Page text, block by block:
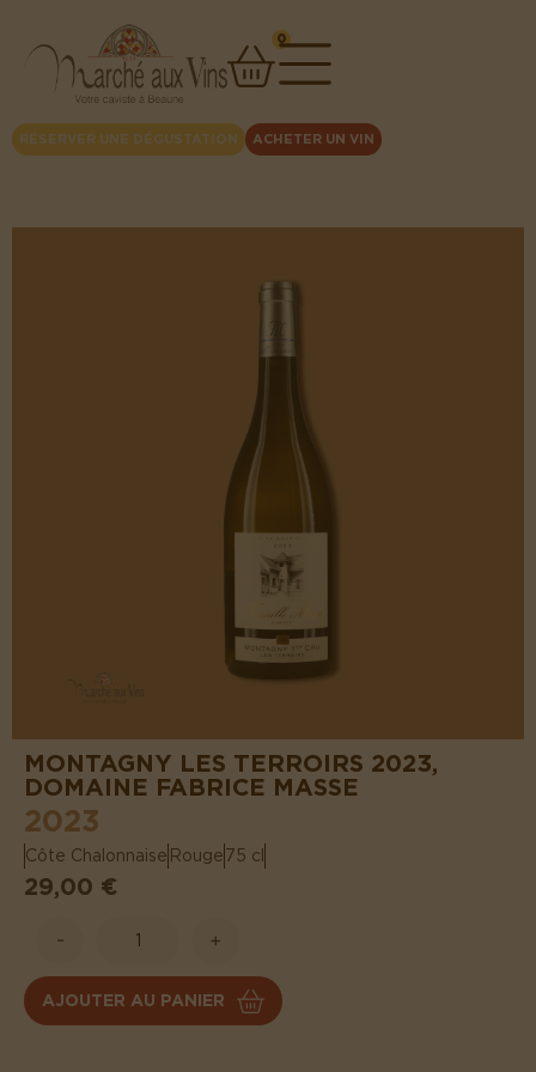
0
RÉSERVER UNE DÉGUSTATION ACHETER UN VIN
MONTAGNY LES TERROIRS 2023,
DOMAINE FABRICE MASSE
2023
Côte Chalonnaise Rouge75 cl
29,00 €
- +
AJOUTER AU PANIER